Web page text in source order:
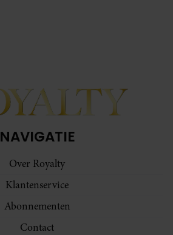
NAVIGATIE
Over Royalty
Klantenservice
Abonnementen
Contact